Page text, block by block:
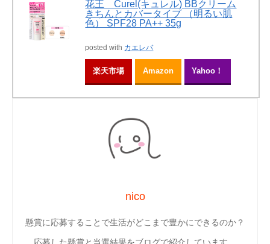
花王 Curel(キュレル) BBクリーム
きちんとカバータイプ （明るい肌
色） SPF28 PA++ 35g
posted with カエレバ
楽天市場 Amazon Yahoo！
nico
懸賞に応募することで生活がどこまで豊かにできるのか？
応募した懸賞と当選結果をブログで紹介しています。